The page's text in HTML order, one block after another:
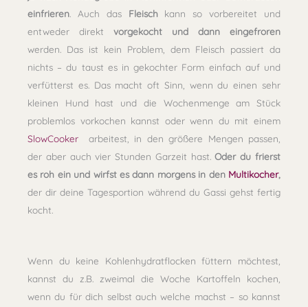
einfrieren . Auch das Fleischkann so vorbereitet und
entweder direkt vorgekocht und dann eingefroren
werden. Das ist kein Problem, dem Fleisch passiert da
nichts – du taust es in gekochter Form einfach auf und
verfütterst es. Das macht oft Sinn, wenn du einen sehr
kleinen Hund hast und die Wochenmenge am Stück
problemlos vorkochen kannst oder wenn du mit einem
SlowCooker
arbeitest, in den größere Mengen passen,
der aber auch vier Stunden Garzeit hast. Oder du frierst
es roh ein und wirfst es dann morgens in den Multikocher,
der dir deine Tagesportion während du Gassi gehst fertig
kocht.
Wenn du keine Kohlenhydratflocken füttern möchtest,
kannst du z.B. zweimal die Woche Kartoffeln kochen,
wenn du für dich selbst auch welche machst – so kannst